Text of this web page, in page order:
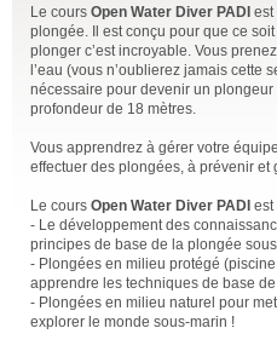
Le cours Open Water Diver PADI est
plongée. Il est conçu pour que ce
plonger c’est incroyable. Vous
l’eau (vous n’oublierez jamais cette
nécessaire pour devenir un plongeur
profondeur de 18 mètres.
Vous apprendrez à gérer votre
effectuer des plongées, à prévenir et
Le cours Open Water Diver PADI est
- Le développement des
principes de base de la plongée
- Plongées en milieu protégé
apprendre les techniques de base
- Plongées en milieu naturel pour
explorer le monde sous-marin !